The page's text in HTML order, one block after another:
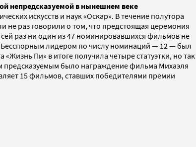
непредсказуемой в нынешнем веке
искусств и наук «Оскар». В течение полутора
раз говорили о том, что предстоящая церемония
раз ни один из 47 номинировавшихся фильмов не
Бесспорным лидером по числу номинаций — 12 — был
Пи» в итоге получила четыре статуэтки, но так
предсказуемым было награждение фильма Михаэля
15 фильмов, ставших победителями премии